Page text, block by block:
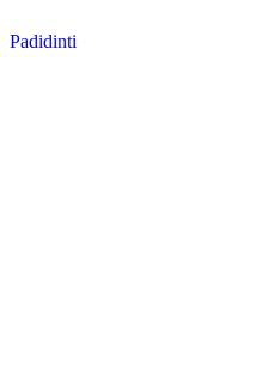
Padidinti